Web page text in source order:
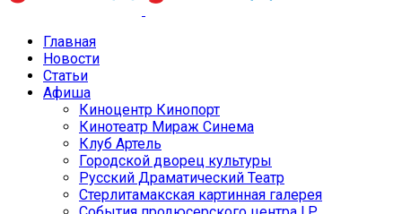
Главная
Новости
Статьи
Афиша
Киноцентр Кинопорт
Кинотеатр Мираж Синема
Клуб Артель
Городской дворец культуры
Русский Драматический Театр
Стерлитамакская картинная галерея